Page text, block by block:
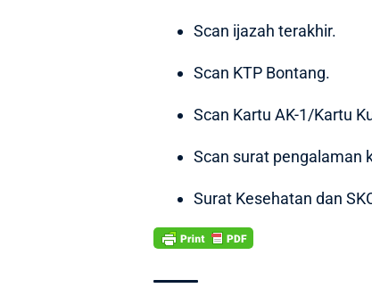
Scan ijazah terakhir.
Scan KTP Bontang.
Scan Kartu AK-1/Kartu
Scan surat pengalaman
Surat Kesehatan dan